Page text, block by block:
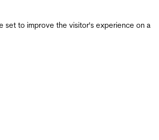
set to improve the visitor's experience on a